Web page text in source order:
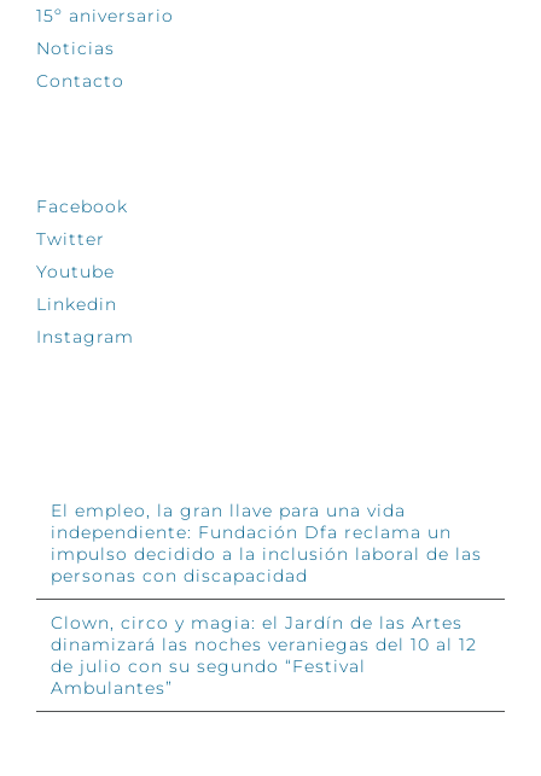
15º aniversario
Noticias
Contacto
Facebook
Twitter
Youtube
Linkedin
Instagram
El empleo, la gran llave para una vida
independiente: Fundación Dfa reclama un
impulso decidido a la inclusión laboral de las
personas con discapacidad
Clown, circo y magia: el Jardín de las Artes
dinamizará las noches veraniegas del 10 al 12
de julio con su segundo “Festival
Ambulantes”